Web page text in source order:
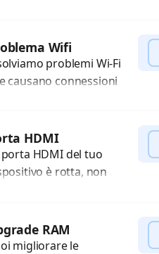
per garantire...
Wifi
problemi Wi-Fi
causano connessioni
per
guasti
o software.
HDMI
porta HDMI del tuo
è rotta, non
porte HDMI
RAM
migliorare le